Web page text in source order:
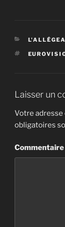
Laisser un
Votre adresse
obligatoires
Commentaire